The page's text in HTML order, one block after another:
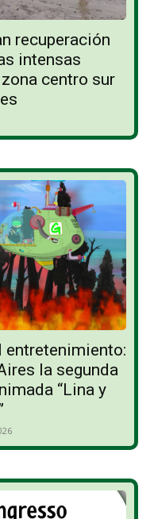
recuperación
intensas
centro sur
entretenimiento:
la segunda
“Lina y